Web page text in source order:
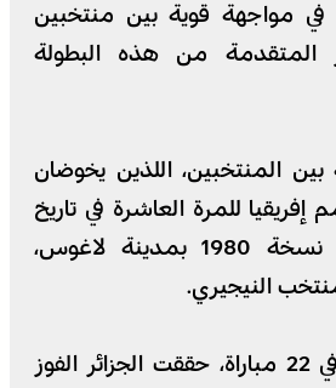
– 2025) في مواجهة قوية بين منتخبين
المتقدمة من هذه البطولة
المنتخبين، اللذين يخوضان
للمرة العاشرة في تاريخ
البطولة، إلى نهائي نسخة 1980 بمدينة لاغوس،
النيجيري.
وتواجه المنتخبان في 22 مباراة، حققت الجزائر الفوز